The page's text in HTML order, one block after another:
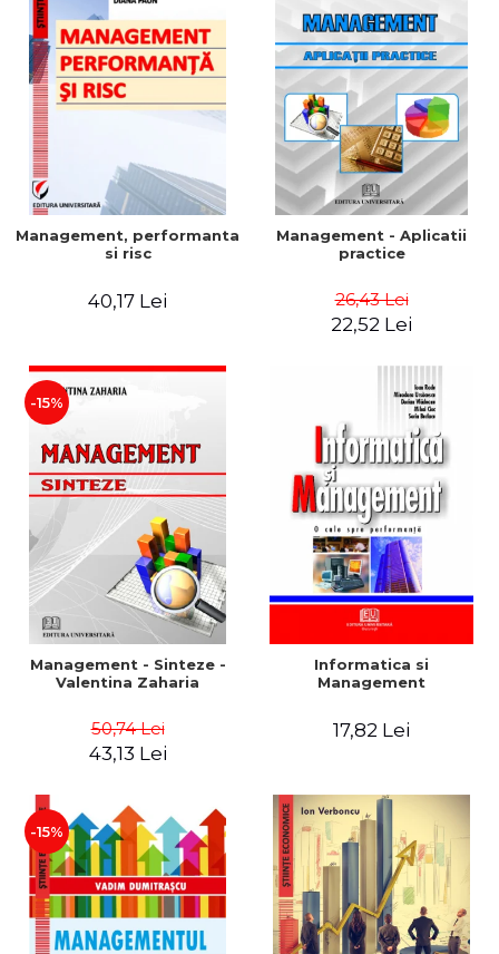
Management, performanta
si risc
40,17 Lei
Management - Aplicatii
practice
26,43 Lei
22,52 Lei
-15%
Management - Sinteze -
Valentina Zaharia
50,74 Lei
43,13 Lei
Informatica si
Management
17,82 Lei
-15%